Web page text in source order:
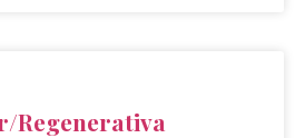
Regenerativa